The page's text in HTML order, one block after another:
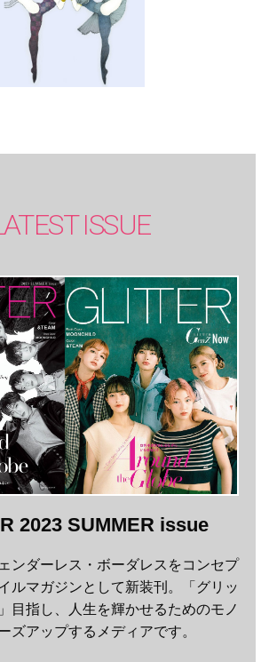
ISSUE
2023 SUMMER issue
ンダーレス・ボーダレスをコンセプ
ルマガジンとして新装刊。「グリッ
目指し、人生を輝かせるためのモノ
ズアップするメディアです。